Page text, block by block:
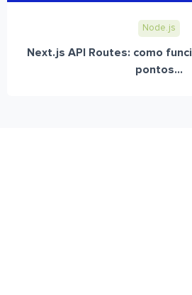
Node.js
Next.js API Routes: como
pontos...